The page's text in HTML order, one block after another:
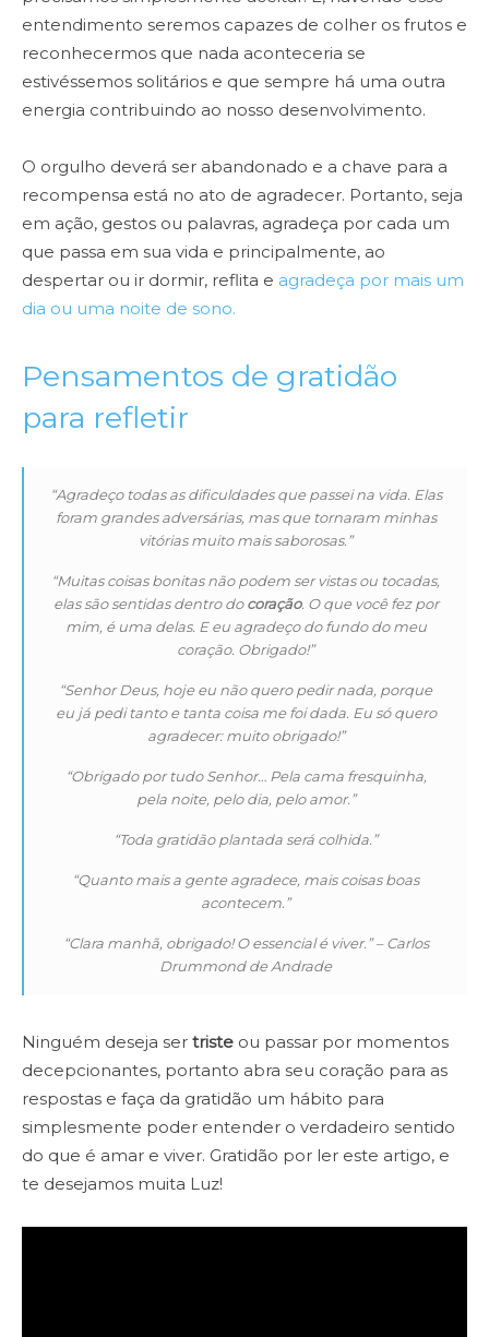
entendimento seremos capazes de colher os frutos e
reconhecermos que nada aconteceria se
estivéssemos solitários e que sempre há uma outra
energia contribuindo ao nosso desenvolvimento.
O orgulho deverá ser abandonado e a chave para a
recompensa está no ato de agradecer. Portanto, seja
em ação, gestos ou palavras, agradeça por cada um
que passa em sua vida e principalmente, ao
despertar ou ir dormir, reflita e agradeça por mais um
dia ou uma noite de sono.
Pensamentos de gratidão
para refletir
“Agradeço todas as dificuldades que passei na vida. Elas
foram grandes adversárias, mas que tornaram minhas
vitórias muito mais saborosas.”
“Muitas coisas bonitas não podem ser vistas ou tocadas,
elas são sentidas dentro docoração. O que você fez por
mim, é uma delas. E eu agradeço do fundo do meu
coração. Obrigado!”
“Senhor Deus, hoje eu não quero pedir nada, porque
eu já pedi tanto e tanta coisa me foi dada. Eu só quero
agradecer: muito obrigado!”
“Obrigado por tudo Senhor… Pela cama fresquinha,
pela noite, pelo dia, pelo amor.”
“Toda gratidão plantada será colhida.”
“Quanto mais a gente agradece, mais coisas boas
acontecem.”
“Clara manhã, obrigado! O essencial é viver.” – Carlos
Drummond de Andrade
Ninguém deseja ser triste ou passar por momentos
decepcionantes, portanto abra seu coração para as
respostas e faça da gratidão um hábito para
simplesmente poder entender o verdadeiro sentido
do que é amar e viver. Gratidão por ler este artigo, e
te desejamos muita Luz!